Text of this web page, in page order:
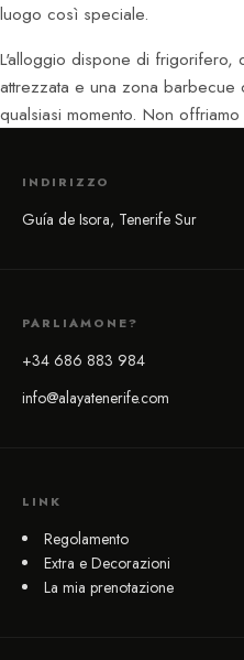
luogo così speciale.
L'alloggio dispone di frigorifero,
attrezzata e una zona barbecue
qualsiasi momento. Non
INDIRIZZO
Guía de Isora, Tenerife Sur
PARLIAMONE?
+34 686 883 984
info@alayatenerife.com
LINK
Regolamento
Extra e Decorazioni
La mia prenotazione